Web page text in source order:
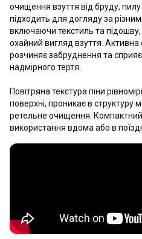
очищення взуття від бруду,
підходить для догляду за
включаючи текстиль та
охайний вигляд взуття.
розчиняє забруднення та
надмірного тертя.
Повітряна текстура піни
поверхні, проникає в структуру
ретельне очищення.
використання вдома або в